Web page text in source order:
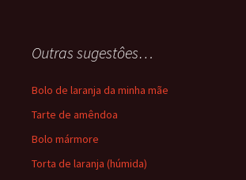
Outras sugestôes…
Bolo de laranja da minha mãe
Tarte de amêndoa
Bolo mármore
Torta de laranja (húmida)